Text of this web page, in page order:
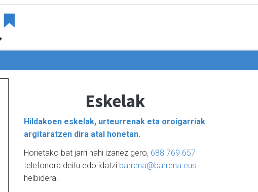
Eskelak
Hildakoen eskelak, urteurrenak eta oroigarriak
argitaratzen dira atal honetan.
Horietako bat jarri nahi izanez gero, 688 769 657
telefonora deitu edo idatzi barrena@barrena.eus
helbidera.